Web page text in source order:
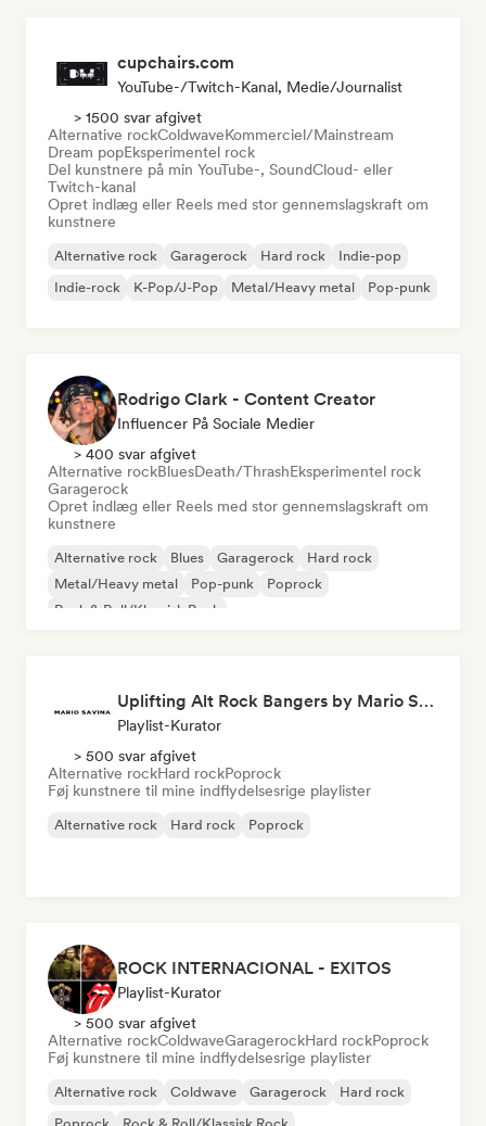
cupchairs.com
YouTube-/Twitch-Kanal, Medie/journalist
> 1500 svar afgivet
Alternative rockColdwaveKommerciel/Mainstream
Dream popEksperimentel rock
Del kunstnere på min YouTube-, SoundCloud- eller
Twitch-kanal
Opret indlæg eller Reels med stor gennemslagskraft om
kunstnere
Alternative rock Garagerock Hard rock
Indie-pop
Indie-rock
K-Pop/J-Pop Metal/Heavy metal Pop-punk
Rodrigo Clark - Content Creator
Influencer På Sociale Medier
> 400 svar afgivet
Alternative rockBluesDeath/ThrashEksperimentel rock
Garagerock
Opret indlæg eller Reels med stor gennemslagskraft om
kunstnere
Alternative rock Blues Garagerock
Hard rock
Metal/Heavy metal
Pop-punk
Poprock
Rock & Roll/Klassisk Rock
Uplifting Alt Rock Bangers by Mario Savina
Playlist-Kurator
> 500 svar afgivet
Alternative rockHard rockPoprock
Føj kunstnere til mine indflydelsesrige playlister
Alternative rock Hard rock Poprock
ROCK INTERNACIONAL - EXITOS
Playlist-Kurator
> 500 svar afgivet
Alternative rockColdwaveGaragerockHard rockPoprock
Føj kunstnere til mine indflydelsesrige playlister
Alternative rock Coldwave Garagerock
Hard rock